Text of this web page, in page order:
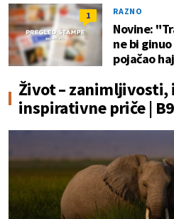
1 RAZNO
Novine:
ne bi
pojačao
Život – zanimljivosti,
inspirativne priče |